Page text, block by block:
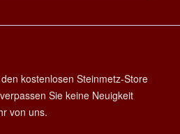
kostenlosen Steinmetz-Store
Sie keine Neuigkeit
von uns.